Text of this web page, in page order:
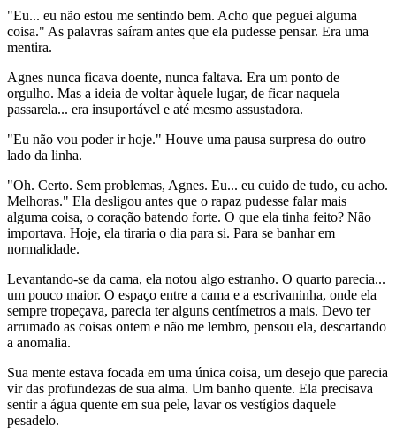
"Eu... eu não estou me sentindo bem. Acho que peguei alguma
coisa." As palavras saíram antes que ela pudesse pensar. Era uma
mentira.
Agnes nunca ficava doente, nunca faltava. Era um ponto de
orgulho. Mas a ideia de voltar àquele lugar, de ficar naquela
passarela... era insuportável e até mesmo assustadora.
"Eu não vou poder ir hoje." Houve uma pausa surpresa do outro
lado da linha.
"Oh. Certo. Sem problemas, Agnes. Eu... eu cuido de tudo, eu acho.
Melhoras." Ela desligou antes que o rapaz pudesse falar mais
alguma coisa, o coração batendo forte. O que ela tinha feito? Não
importava. Hoje, ela tiraria o dia para si. Para se banhar em
normalidade.
Levantando-se da cama, ela notou algo estranho. O quarto parecia...
um pouco maior. O espaço entre a cama e a escrivaninha, onde ela
sempre tropeçava, parecia ter alguns centímetros a mais. Devo ter
arrumado as coisas ontem e não me lembro, pensou ela, descartando
a anomalia.
Sua mente estava focada em uma única coisa, um desejo que parecia
vir das profundezas de sua alma. Um banho quente. Ela precisava
sentir a água quente em sua pele, lavar os vestígios daquele
pesadelo.